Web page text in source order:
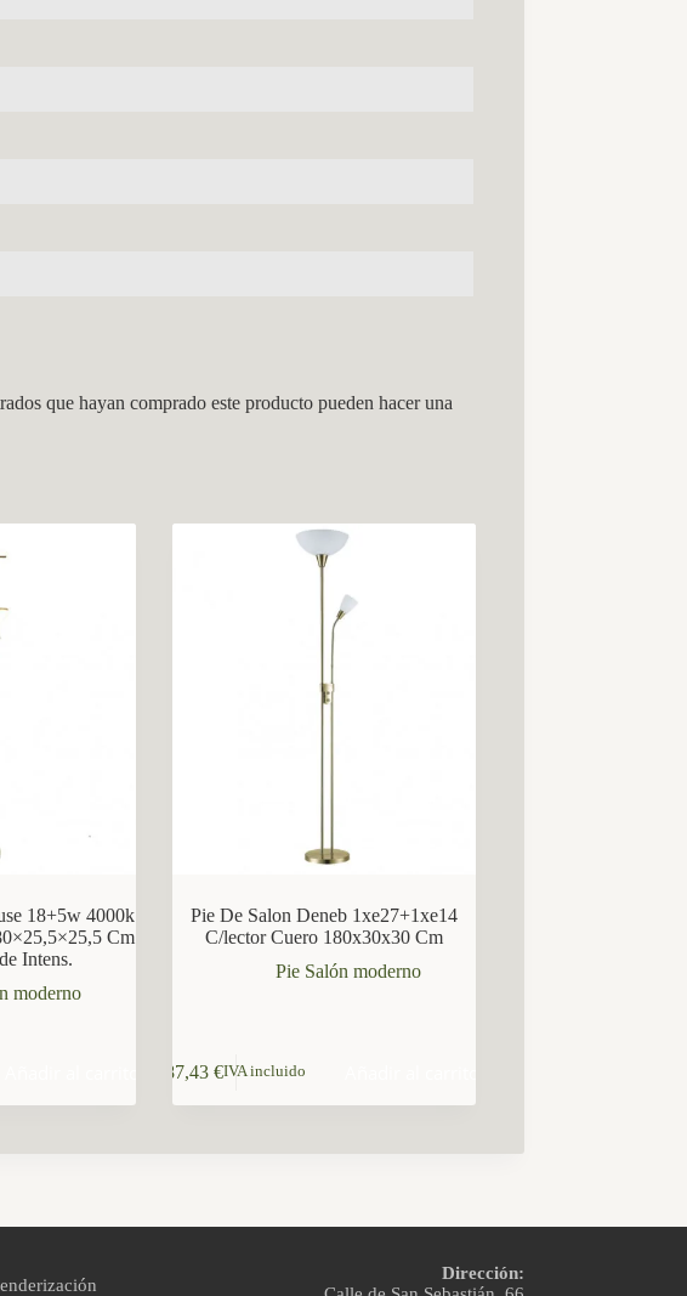
que hayan comprado este producto pueden hacer una
18+5w 4000k
Cm
Intens.
moderno
Pie De Salon Deneb 1xe27+1xe14
C/lector Cuero 180x30x30 Cm
Pie Salón moderno
87,43€IVA incluido
Dirección: